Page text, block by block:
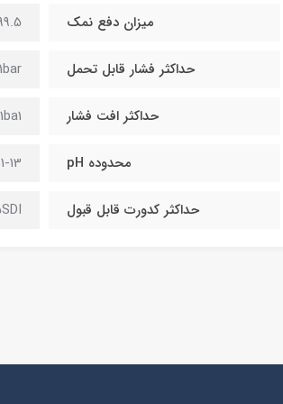
میزان دفع نمک %
حداکثر فشار قابل تحمل
حداکثر افت فشار 1ba1
محدوده pH 1-13
حداکثر کدورت قابل قبول